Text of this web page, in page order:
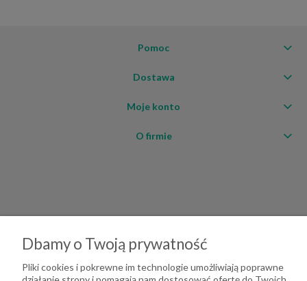
Pomoc
Dostawa
Moje konto
O firmie
Dbamy o Twoją prywatność
Pliki cookies i pokrewne im technologie umożliwiają poprawne